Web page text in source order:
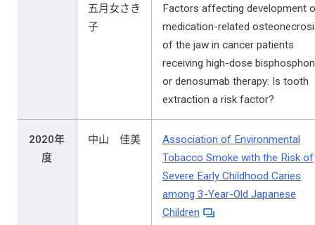
五月女さき
子
Factors affecting development
medication-related
of the jaw in cancer patients
receiving high-dose
or denosumab therapy: Is tooth
extraction a risk factor?
2020年
度
中山 佳美
Association of Environmental
Tobacco Smoke with the Risk of
Severe Early Childhood Caries
among 3-Year-Old Japanese
Children